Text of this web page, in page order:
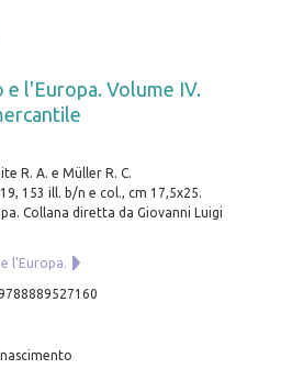
l'Europa. Volume IV.
R. A. e Müller R. C.
153 ill. b/n e col., cm 17,5x25.
Collana diretta da Giovanni Luigi
l'Europa.